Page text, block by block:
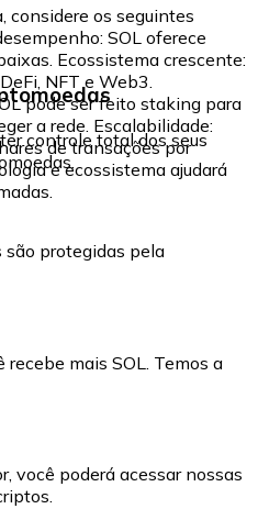
considere os seguintes
SOL oferece
Ecossistema crescente:
NFT e Web3.
pode ser feito staking para
a rede. Escalabilidade:
de transações por
e ecossistema ajudará
controle total dos seus
são protegidas pela
recebe mais SOL. Temos a
você poderá acessar nossas